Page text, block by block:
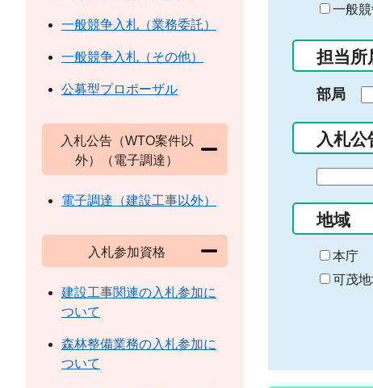
一般競
担当所
部局
入札公
の
始
ま
り
地域
本庁
可茂
一般競争入札（業務委託）
一般競争入札（その他）
公募型プロポーザル
入札公告（WTO案件以
外）（電子調達）
電子調達（建設工事以外）
入札参加資格
建設工事関連の入札参加に
ついて
森林整備業務の入札参加に
ついて